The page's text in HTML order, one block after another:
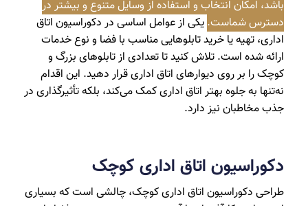
باشد، امکان انتخاب و استفاده از وسایل متنوع و بیشتر در
دسترس شماست. یکی از عوامل اساسی در دکوراسیون اتاق
اداری، تهیه یا خرید تابلوهایی مناسب با فضا و نوع خدمات
ارائه شده است. تلاش کنید تا تعدادی از تابلوهای بزرگ و
کوچک را بر روی دیوارهای اتاق اداری قرار دهید. این اقدام
نه‌تنها به جلوه بهتر اتاق اداری کمک می‌کند، بلکه تأثیرگذاری در
جذب مخاطبان نیز دارد.
دکوراسیون اتاق اداری کوچک
طراحی دکوراسیون اتاق اداری کوچک، چالشی است که بسیاری